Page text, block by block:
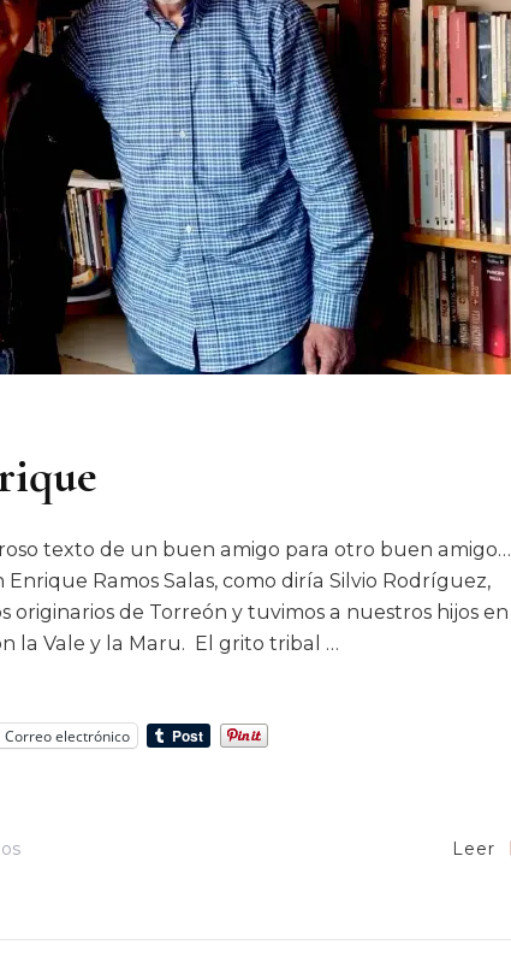
texto de un buen amigo para otro buen amigo…
Enrique Ramos Salas, como diría Silvio Rodríguez,
originarios de Torreón y tuvimos a nuestros hijos en
la Vale y la Maru. El grito tribal …
Correo electrónico
En
Leer